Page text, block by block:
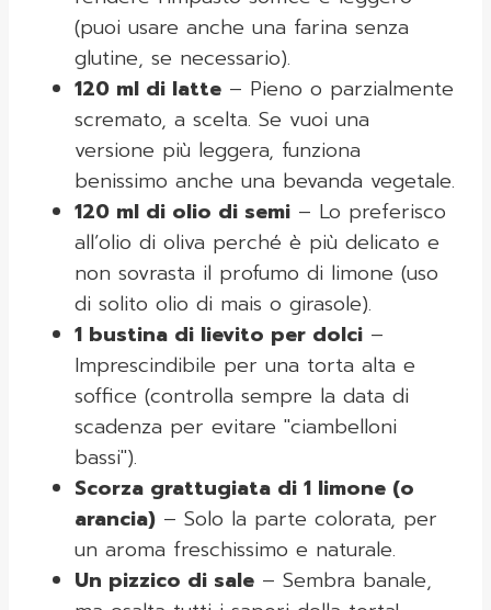
(puoi usare anche una farina senza
glutine, se necessario).
120 ml di latte – Pieno o parzialmente
scremato, a scelta. Se vuoi una
versione più leggera, funziona
benissimo anche una bevanda vegetale.
120 ml di olio di semi – Lo preferisco
all’olio di oliva perché è più delicato e
non sovrasta il profumo di limone (uso
di solito olio di mais o girasole).
1 bustina di lievito per dolci –
Imprescindibile per una torta alta e
soffice (controlla sempre la data di
scadenza per evitare "ciambelloni
bassi").
Scorza grattugiata di 1 limone (o
arancia) – Solo la parte colorata, per
un aroma freschissimo e naturale.
Un pizzico di sale – Sembra banale,